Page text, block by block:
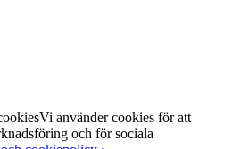
Vi använder cookies för att
och för sociala